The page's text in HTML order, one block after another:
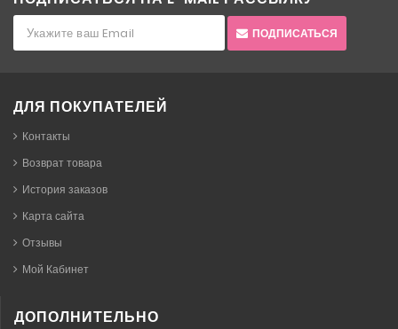
ПОДПИСАТЬСЯ
ДЛЯ ПОКУПАТЕЛЕЙ
Контакты
Возврат товара
История заказов
Карта сайта
Отзывы
Мой Кабинет
ДОПОЛНИТЕЛЬНО